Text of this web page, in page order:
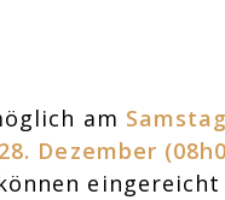
am
Dezember